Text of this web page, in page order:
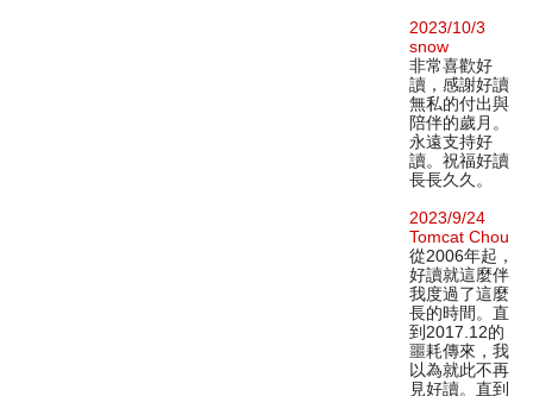
2023/10/3
snow
非常喜歡好
讀，感謝好讀
無私的付出與
陪伴的歲月。
永遠支持好
讀。祝福好讀
長長久久。
2023/9/24
Tomcat Chou
從2006年起，
好讀就這麼伴
我度過了這麼
長的時間。直
到2017.12的
噩耗傳來，我
以為就此不再
見好讀。直到